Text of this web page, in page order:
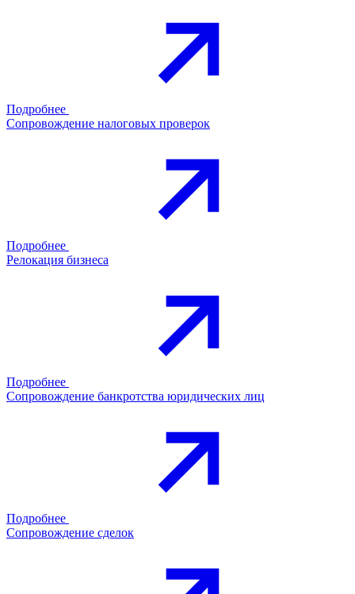
Подробнее
Сопровождение налоговых проверок
Подробнее
Релокация бизнеса
Подробнее
Сопровождение банкротства юридических лиц
Подробнее
Сопровождение сделок